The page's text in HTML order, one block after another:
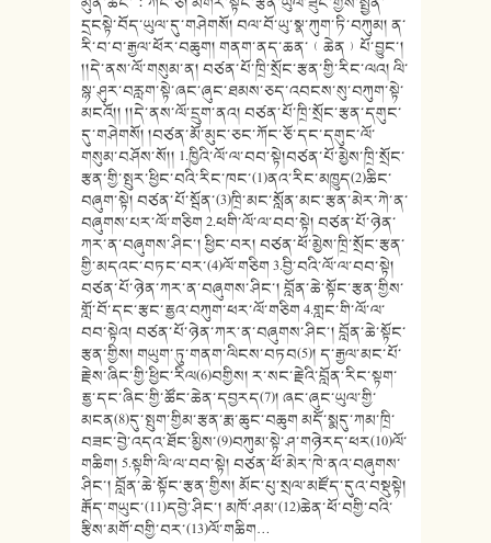
དྲངསྟེ་བོད་ཡུལ་དུ་གཤེགསོ། བལ་བོ་ཡུ་སྣ་ཀུག་ཏི་བཀུམ། ན་
རི་བ་བ་རྒྱལ་ཕོར་བཆུག། གནག་ནད་ཆན་﹙ཆེན﹚པོ་བྱུང་།
།།དེ་ནས་ལོ་གསུམ་ན། བཙན་པོ་ཁྲི་སྲོང་རྩན་གྱི་རིང་ལའ། ལི་
སྙ་ཤུར་བརླག་སྟེ་ཞང་ཞུང་ཐམས་ཅད་འབངས་སུ་བཀུག་སྟེ་
མངའོ།། །།དེ་ནས་ལོ་དྲུག་ནའ། བཙན་པོ་ཁྲི་སྲོང་རྩན་དགུང་
དུ་གཤེགསོ། །བཙན་མོ་མུང་ཅང་ཀོང་ཅོ་དང་དགུང་ལོ་
གསུམ་བཤོས་སོ།། 1.ཁྱིའི་ལོ་ལ་བབ་སྟེ།བཙན་པོ་མྱེས་ཁྲི་སྲོང་
རྩན་གྱི་སྤུར་ཕྱིང་བའི་རིང་ཁང་(1)ནའ་རིང་མཁྱུད(2)ཆིང་
བཞུག་སྟེ། བཙན་པོ་སྦོན་(3)ཁྲི་མང་སློན་མང་རྩན་མེར་ཀེ་ན་
བཞུགས་པར་ལོ་གཅིག 2.ཕགི་ལོ་ལ་བབ་སྟེ། བཙན་པོ་ཉེན་
ཀར་ན་བཞུགས་ཤིང་། ཕྱིང་བར། བཙན་ཕོ་མྱེས་ཁྲི་སྲོང་རྩན་
གྱི་མདའང་བཏང་བར་(4)ལོ་གཅིག 3.བྱི་བའི་ལོ་ལ་བབ་སྟེ།
བཙན་པོ་ཉེན་ཀར་ན་བཞུགས་ཤིང་། བློན་ཆེ་སྟོང་རྩན་གྱིས་
གློ་བོ་དང་རྩང་རྷྱའ་བཀུག་ཕར་ལོ་གཅིག 4.གླང་གི་ལོ་ལ་
བབ་སྟེའ། བཙན་པོ་ཉེན་ཀར་ན་བཞུགས་ཤིང་། བློན་ཆེ་སྟོང་
རྩན་གྱིས། གཡུག་ཏུ་གནག་ལིངས་བཏབ(5)། ད་རྒྱལ་མང་པོ་
རྗེས་ཞིང་གྱི་ཕྱིང་རིལ(6)བགྱིས། ར་སང་རྗེའི་བློན་རིང་སྟག་
རྷྱ་དང་ཞིང་གྱི་ཚོང་ཆེན་དབྱརད(7)། ཞང་ཞུང་ཡུལ་གྱི་
མངན(8)དུ་སྤུག་གྱིམ་རྩན་རྨ་ཆུང་བཆུག མདོ་སྨདུ་ཀམ་ཁྲི་
བཟང་བྱེ་འདའ་ཐོང་མྱིས་(9)བཀུམ་སྟེ་ཤ་གཉེརད་ཕར(10)ལོ་
གཆིག། 5.སྟགི་ལི་ལ་བབ་སྟེ། བཙན་ཕོ་མེར་ཁེ་ནའ་བཞུགས་
ཤིང་། བློན་ཆེ་སྟོང་རྩན་གྱིས། མོང་པུ་སྲལ་མཛོད་དུའ་བསྡུསྟེ།
རྒོད་གཡུང་(11)དབྱེ་ཤིང་། མཁོ་ཤམ་(12)ཆེན་ཕོ་བགྱི་བའི་
རྩིས་མགོ་བགྱི་བར་(13)ལོ་གཆིག…